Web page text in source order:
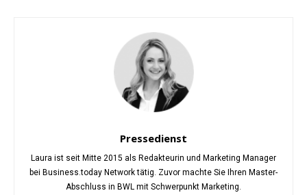
Pressedienst
Laura ist seit Mitte 2015 als Redakteurin und Marketing Manager
bei Business.today Network tätig. Zuvor machte Sie Ihren Master-
Abschluss in BWL mit Schwerpunkt Marketing.